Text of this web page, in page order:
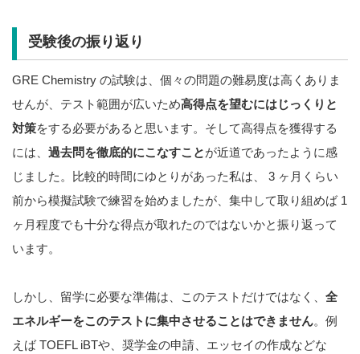
受験後の振り返り
GRE Chemistry の試験は、個々の問題の難易度は高くありま
せんが、テスト範囲が広いため高得点を望むにはじっくりと
対策をする必要があると思います。そして高得点を獲得する
には、 過去問を徹底的にこなすことが近道であったように感
じました。比較的時間にゆとりがあった私は、 3 ヶ月くらい
前から模擬試験で練習を始めましたが、集中して取り組めば 1
ヶ月程度でも十分な得点が取れたのではないかと振り返って
います。
しかし、留学に必要な準備は、このテストだけではなく、 全
エネルギーをこのテストに集中させることはできません。例
えば TOEFL iBTや、奨学金の申請、エッセイの作成などな